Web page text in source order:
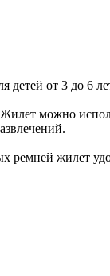
детей от 3 до 6
можно
ремней жилет